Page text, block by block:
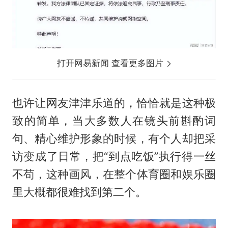
打开网易新闻 查看更多图片
也许让网友津津乐道的，恰恰就是这种极
致的简单，当大多数人在镜头前斟酌词
句、精心维护形象的时候，有个人却把采
访变成了日常，把“到点吃饭”执行得一丝
不苟，这种画风，在整个体育圈和娱乐圈
里大概都很难找到第二个。